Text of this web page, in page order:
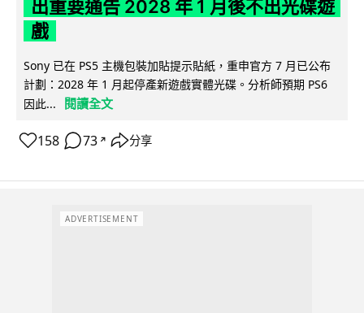
出重要通告 2028 年 1 月後不出光碟遊
戲
Sony 已在 PS5 主機包裝加貼提示貼紙，重申官方 7 月已公布
計劃：2028 年 1 月起停產新遊戲實體光碟。分析師預期 PS6
因此...
閱讀全文
158 73 ↗ 分享
ADVERTISEMENT